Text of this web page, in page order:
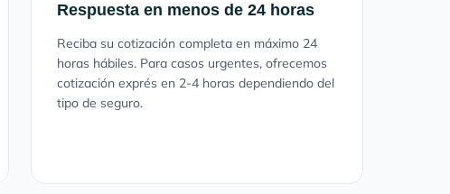
Respuesta en menos de 24 horas
Reciba su cotización completa en máximo 24
horas hábiles. Para casos urgentes, ofrecemos
cotización exprés en 2-4 horas dependiendo del
tipo de seguro.